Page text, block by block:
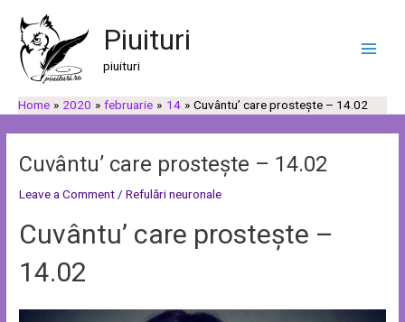
content
Piuituri
piuituri
Menu
Home 2020 februarie 14 Cuvântu’ care prostește – 14.02
Cuvântu’ care prostește – 14.02
Leave a Comment/Refulări neuronale
Cuvântu’ care prostește –
14.02
navigation
a
u
ă
a
t
g
o
r